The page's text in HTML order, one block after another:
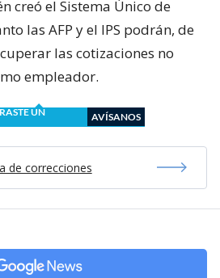
creó el Sistema Único de
las AFP y el IPS podrán, de
las cotizaciones no
empleador.
UN
AVÍSANOS
de correcciones